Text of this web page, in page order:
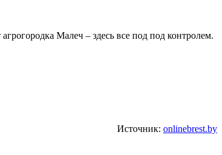
Малеч – здесь все под под контролем.
Источник: onlinebrest.by